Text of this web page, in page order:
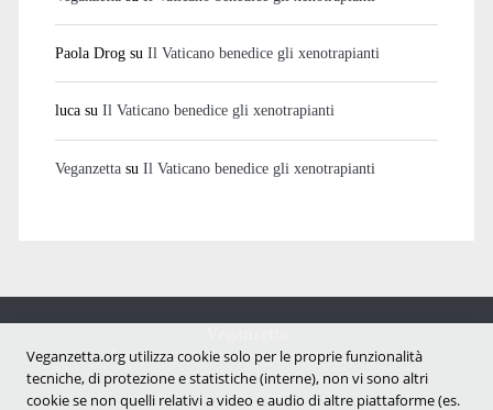
Paola Drogsu Il Vaticano benedice gli xenotrapianti
lucasu Il Vaticano benedice gli xenotrapianti
Veganzettasu Il Vaticano benedice gli xenotrapianti
Notizie dal mondo vegan e antispecista
Veganzetta.org utilizza cookie solo per le proprie funzionalità
tecniche, di protezione e statistiche (interne), non vi sono altri
cookie se non quelli relativi a video e audio di altre piattaforme (es.